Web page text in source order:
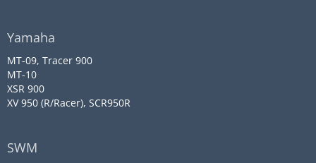
Yamaha
MT-09, Tracer 900
MT-10
XSR 900
XV 950 (R/Racer), SCR950R
SWM